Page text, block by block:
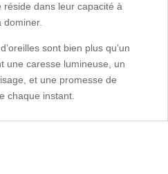
dans leur capacité à
sont bien plus qu’un
une caresse lumineuse, un
et une promesse de
chaque instant.